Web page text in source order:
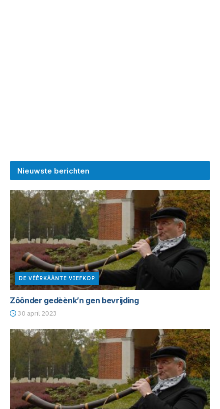
Nieuwste berichten
DE VÈÈRKÀÀNTE VIEFKOP
Zôônder gedèènk’n gen bevrijding
30 april 2023